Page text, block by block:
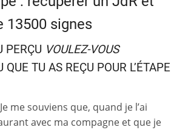
13500 signes
PERÇU VOULEZ-VOUS
TU AS REÇU POUR L’ÉTAPE
me souviens que, quand je l’ai
avec ma compagne et que je